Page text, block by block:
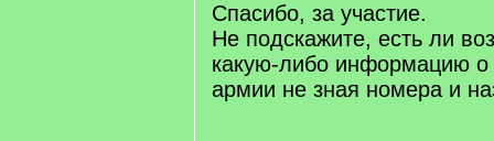
Спасибо, за участие.
Не подскажите, есть ли
какую-либо информацию о
армии не зная номера и